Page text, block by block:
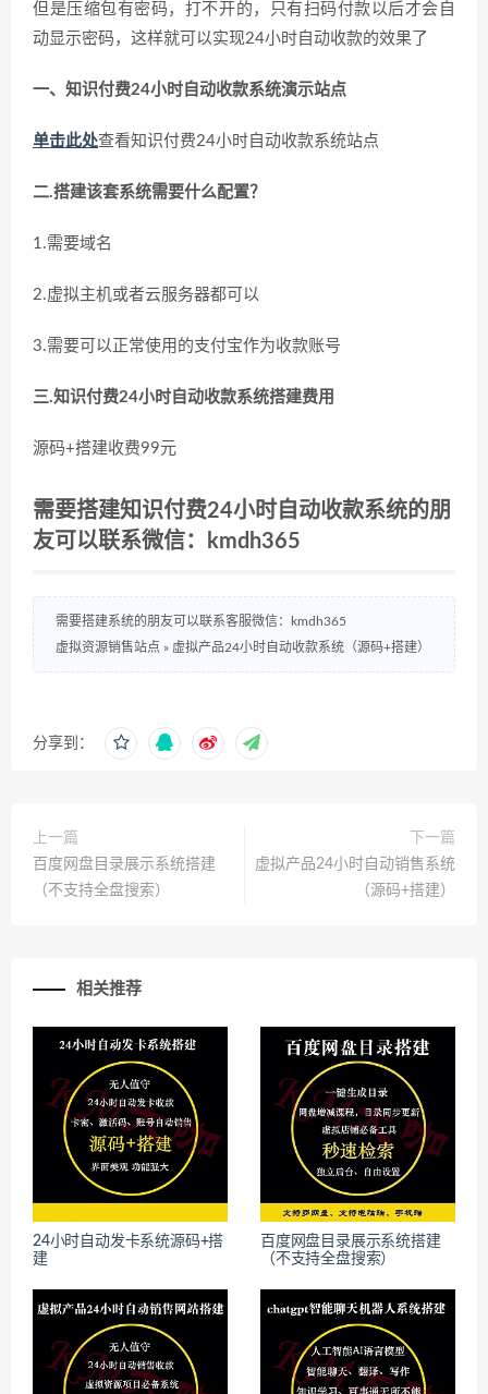
但是压缩包有密码，打不开的，只有扫码付款以后才会自
动显示密码，这样就可以实现24小时自动收款的效果了
一、知识付费24小时自动收款系统演示站点
单击此处查看知识付费24小时自动收款系统站点
二.搭建该套系统需要什么配置？
1.需要域名
2.虚拟主机或者云服务器都可以
3.需要可以正常使用的支付宝作为收款账号
三.知识付费24小时自动收款系统搭建费用
源码+搭建收费99元
需要搭建知识付费24小时自动收款系统的朋
友可以联系微信：kmdh365
需要搭建系统的朋友可以联系客服微信：kmdh365
虚拟资源销售站点 » 虚拟产品24小时自动收款系统（源码+搭建）
分享到：
上一篇
百度网盘目录展示系统搭建
（不支持全盘搜索）
下一篇
虚拟产品24小时自动销售系统
（源码+搭建）
相关推荐
24小时自动发卡系统源码+搭
建
百度网盘目录展示系统搭建
（不支持全盘搜索）